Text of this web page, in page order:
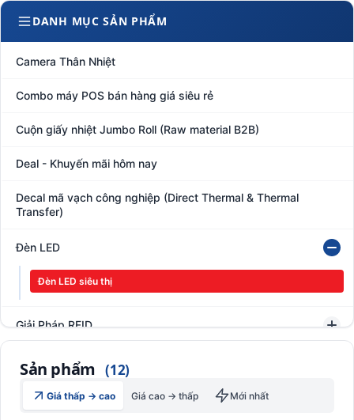
DANH MỤC SẢN PHẨM
Camera Thân Nhiệt
Combo máy POS bán hàng giá siêu rẻ
Cuộn giấy nhiệt Jumbo Roll (Raw material B2B)
Deal - Khuyến mãi hôm nay
Decal mã vạch công nghiệp (Direct Thermal & Thermal
Transfer)
Đèn LED
Đèn LED siêu thị
Giải Pháp RFID
Giấy in nhiệt Receipt roll (cho POS, ATM)
Hệ thống giám sát đóng gói hàng hóa
Sản phẩm (12)
Giá thấp → cao Giá cao → thấp Mới nhất